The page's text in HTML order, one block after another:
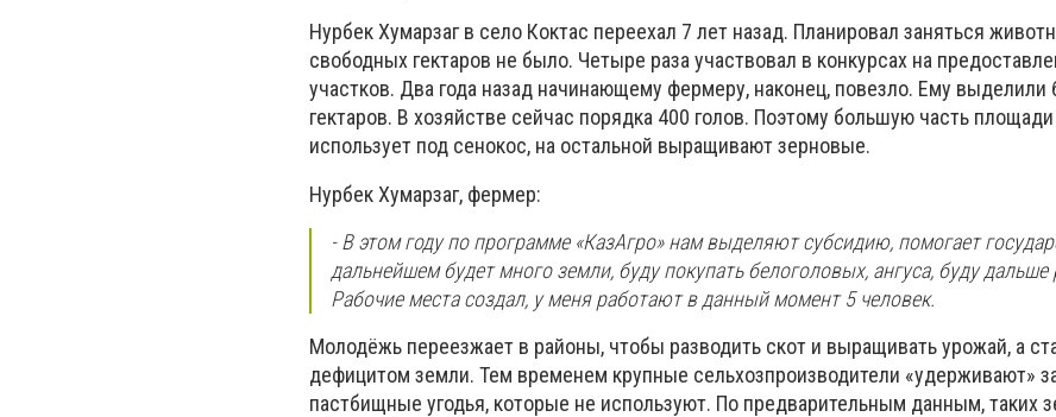
Нурбек Хумарзаг в село Коктас переехал 7 лет назад. Планировал заняться
свободных гектаров не было. Четыре раза участвовал в конкурсах на
участков. Два года назад начинающему фермеру, наконец, повезло. Ему выделили
гектаров. В хозяйстве сейчас порядка 400 голов. Поэтому большую часть
использует под сенокос, на остальной выращивают зерновые.
Нурбек Хумарзаг, фермер:
- В этом году по программе «КазАгро» нам выделяют субсидию, помогает
дальнейшем будет много земли, буду покупать белоголовых, ангуса, буду дальше
Рабочие места создал, у меня работают в данный момент 5 человек.
Молодёжь переезжает в районы, чтобы разводить скот и выращивать урожай, а
дефицитом земли. Тем временем крупные сельхозпроизводители «удерживают»
пастбищные угодья, которые не используют. По предварительным данным, таких